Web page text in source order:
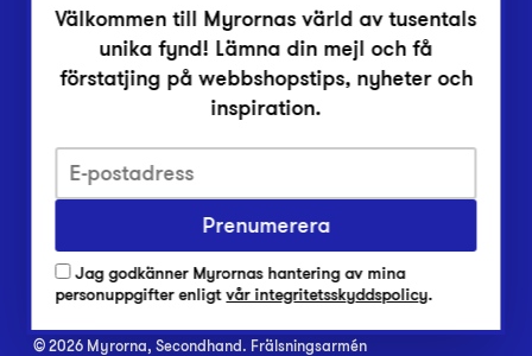
Integritetsskyddspolicy
Har du frågor om onlineköp, leverans eller retur?
Har du frågor om vår verksamhet?
Vanliga frågor om Myrorna
© 2026 Myrorna, Secondhand. Frälsningsarmén
Välkommen till Myrornas värld av tusentals
unika fynd! Lämna din mejl och få
förstatjing på webbshopstips, nyheter och
inspiration.
Prenumerera
Jag godkänner Myrornas hantering av mina
personuppgifter enligtvår integritetsskyddspolicy.